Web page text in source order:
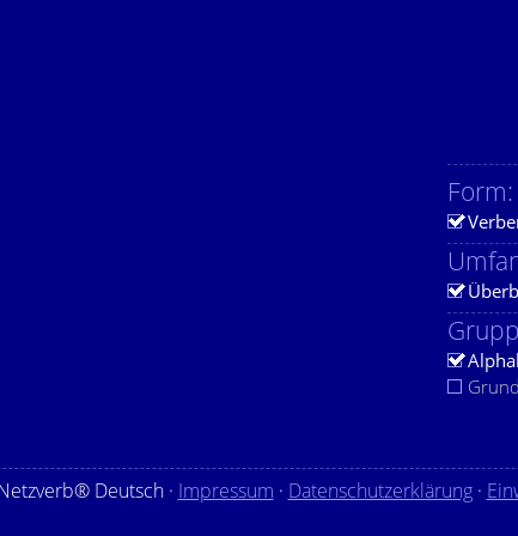
Form:
Deutsch · Impressum · Datenschutzerklärung·